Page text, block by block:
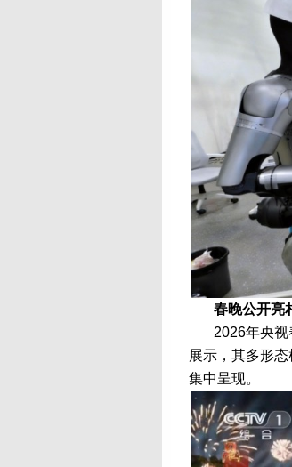
春晚公开亮
2026年央
展示，其多形
集中呈现。